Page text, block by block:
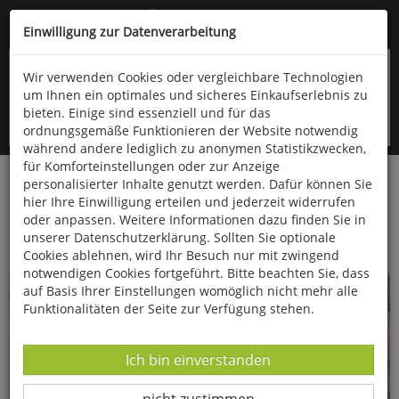
Kompletten Head der Seite überspringen
oder (06766) 9323-960
Startseite Bücher Verschiedene Sachgebiete
Einfach nordisch stricken: Farbenfroh!
Einwilligung zur Datenverarbeitung
Wir verwenden Cookies oder vergleichbare Technologien
um Ihnen ein optimales und sicheres Einkaufserlebnis zu
bieten. Einige sind essenziell und für das
ordnungsgemäße Funktionieren der Website notwendig
während andere lediglich zu anonymen Statistikzwecken,
für Komforteinstellungen oder zur Anzeige
personalisierter Inhalte genutzt werden. Dafür können Sie
hier Ihre Einwilligung erteilen und jederzeit widerrufen
oder anpassen. Weitere Informationen dazu finden Sie in
unserer Datenschutzerklärung. Sollten Sie optionale
Cookies ablehnen, wird Ihr Besuch nur mit zwingend
notwendigen Cookies fortgeführt. Bitte beachten Sie, dass
auf Basis Ihrer Einstellungen womöglich nicht mehr alle
Funktionalitäten der Seite zur Verfügung stehen.
Datenverarbeitung -
Ich bin einverstanden